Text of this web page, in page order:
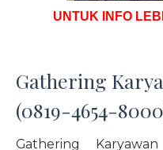
UNTUK INFO
Gathering
(0819-4654-
Gathering